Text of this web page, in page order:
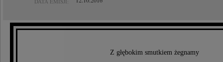
Z głębokim smutkiem żegnamy